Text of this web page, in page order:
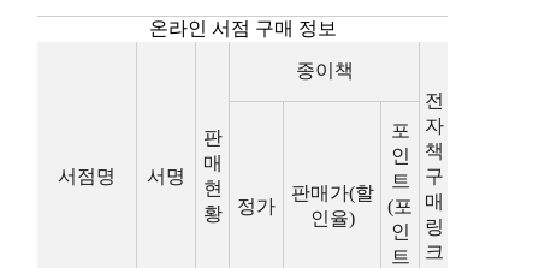
온라인 서점 구매 정보
서점명 서명
판
매
현
황
종이책
전
자
책
구
매
링
크
정가
판매가(할
인율)
포
인
트
(포
인
트